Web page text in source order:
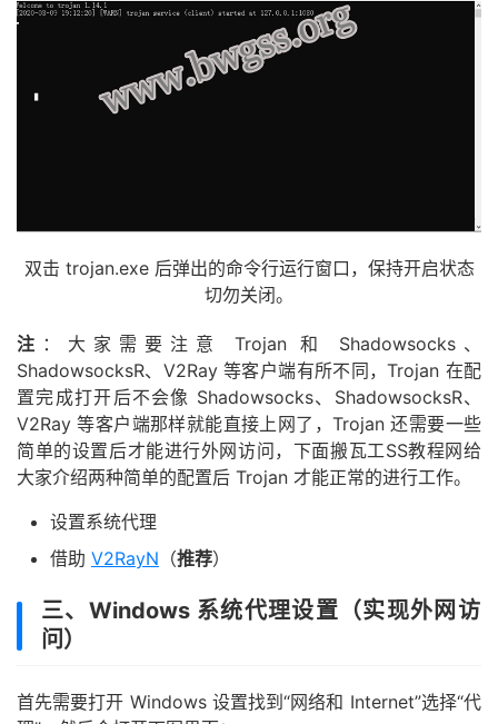
双击 trojan.exe 后弹出的命令行运行窗口，保持开启状态
切勿关闭。
注 ：大家需要注意 Trojan 和 Shadowsocks、
ShadowsocksR、V2Ray 等客户端有所不同，Trojan 在配
置完成打开后不会像 Shadowsocks、ShadowsocksR、
V2Ray 等客户端那样就能直接上网了，Trojan 还需要一些
简单的设置后才能进行外网访问，下面搬瓦工SS教程网给
大家介绍两种简单的配置后 Trojan 才能正常的进行工作。
设置系统代理
借助 V2RayN （推荐）
三、Windows 系统代理设置（实现外网访
问）
首先需要打开 Windows 设置找到“网络和 Internet”选择“代